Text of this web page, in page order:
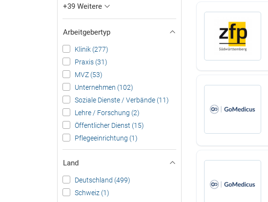
+39 Weitere
Arbeitgebertyp
Klinik (277)
Praxis (31)
MVZ (53)
Unternehmen (102)
Soziale Dienste / Verbände (11)
Lehre / Forschung (2)
Öffentlicher Dienst (15)
Pflegeeinrichtung (1)
Land
Deutschland (499)
Schweiz (1)